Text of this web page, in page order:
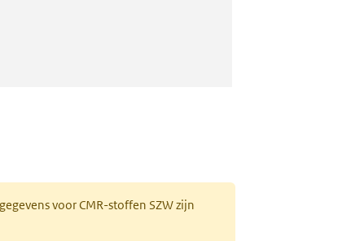
voor CMR-stoffen SZW zijn